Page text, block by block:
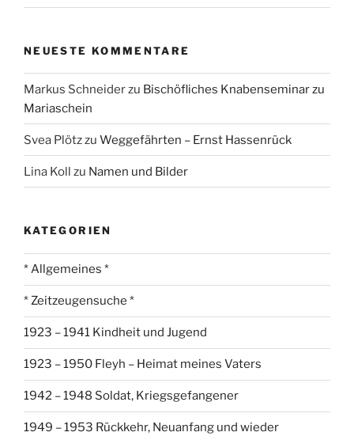
NEUESTE KOMMENTARE
Markus Schneiderzu Bischöfliches Knabenseminar zu
Mariaschein
Svea Plötzzu Weggefährten – Ernst Hassenrück
Lina Koll zu Namen und Bilder
KATEGORIEN
* Allgemeines *
* Zeitzeugensuche *
1923 – 1941 Kindheit und Jugend
1923 – 1950 Fleyh – Heimat meines Vaters
1942 – 1948 Soldat, Kriegsgefangener
1949 – 1953 Rückkehr, Neuanfang und wieder